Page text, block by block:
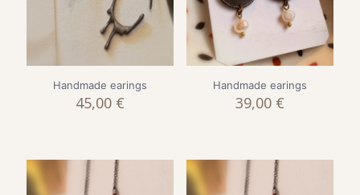
Handmade earings
45,00 €
Handmade earings
39,00 €